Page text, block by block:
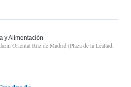
y Alimentación
Oriental Ritz de Madrid (Plaza de la Lealtad,